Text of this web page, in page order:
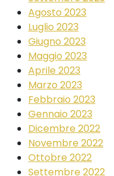
Agosto 2023
Luglio 2023
Giugno 2023
Maggio 2023
Aprile 2023
Marzo 2023
Febbraio 2023
Gennaio 2023
Dicembre 2022
Novembre 2022
Ottobre 2022
Settembre 2022